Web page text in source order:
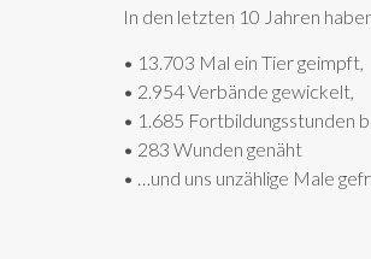
In den letzten 10 Jahren
• 13.703 Mal ein Tier geimpft,
• 2.954 Verbände gewickelt,
• 1.685 Fortbildungsstunden
• 283 Wunden genäht
• …und uns unzählige Male